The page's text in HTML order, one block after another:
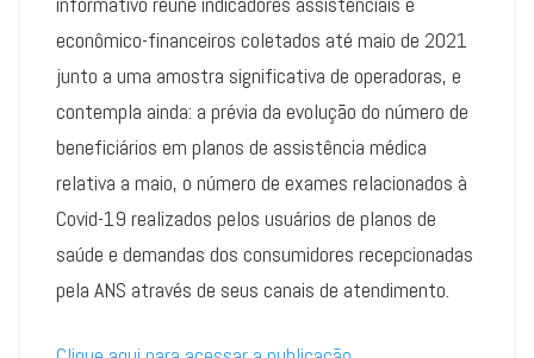
econômico-financeiros coletados até maio de 2021
junto a uma amostra significativa de operadoras, e
contempla ainda: a prévia da evolução do número de
beneficiários em planos de assistência médica
relativa a maio, o número de exames relacionados à
Covid-19 realizados pelos usuários de planos de
saúde e demandas dos consumidores recepcionadas
pela ANS através de seus canais de atendimento.